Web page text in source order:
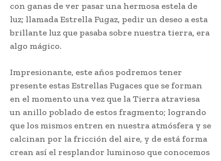
con ganas de ver pasar una hermosa estela de
luz; llamada Estrella Fugaz, pedir un deseo a esta
brillante luz que pasaba sobre nuestra tierra, era
algo mágico.
Impresionante, este años podremos tener
presente estas Estrellas Fugaces que se forman
en el momento una vez que la Tierra atraviesa
un anillo poblado de estos fragmento; logrando
que los mismos entren en nuestra atmósfera y se
calcinan por la fricción del aire, y de está forma
crean así el resplandor luminoso que conocemos